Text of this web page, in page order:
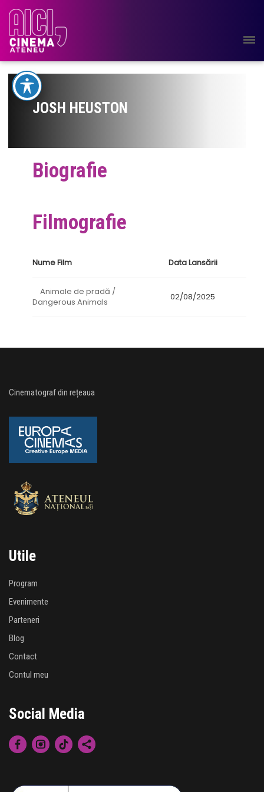
JOSH HEUSTON
Biografie
Filmografie
Nume Film Data Lansării
Animale de pradă /
Dangerous Animals
02/08/2025
Cinematograf din rețeaua
Utile
Program
Evenimente
Parteneri
Blog
Contact
Contul meu
Social Media